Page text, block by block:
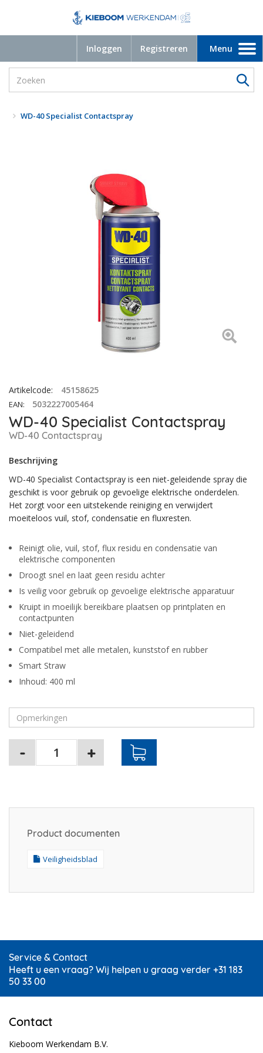
Inloggen Registreren
Toggle
navigation
Menu
WD-40 Specialist Contactspray
Artikelcode: 45158625
EAN: 5032227005464
WD-40 Specialist Contactspray
WD-40 Contactspray
Beschrijving
WD-40 Specialist Contactspray is een niet-geleidende spray die
geschikt is voor gebruik op gevoelige elektrische onderdelen.
Het zorgt voor een uitstekende reiniging en verwijdert
moeiteloos vuil, stof, condensatie en fluxresten.
Reinigt olie, vuil, stof, flux residu en condensatie van
elektrische componenten
Droogt snel en laat geen residu achter
Is veilig voor gebruik op gevoelige elektrische apparatuur
Kruipt in moeilijk bereikbare plaatsen op printplaten en
contactpunten
Niet-geleidend
Compatibel met alle metalen, kunststof en rubber
Smart Straw
Inhoud: 400 ml
Product documenten
Veiligheidsblad
Service & Contact
Heeft u een vraag? Wij helpen u graag verder +31 183
50 33 00
Contact
Kieboom Werkendam B.V.